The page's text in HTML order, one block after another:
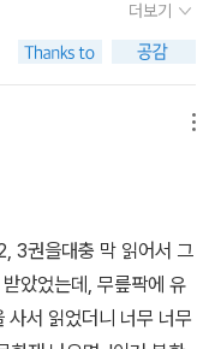
감탄 하였다. 내가 기
학여행때 다녀온 불국
기를 쓰는 이유는 그동
생각과 고구려 고분미술
달랐기 때문이다. 선생
의 북한과 지금의 북한
해 진지하게 생각해본
는 책이었다. 내가 개인
만, 문체에서 느껴지는
대한 철학은 참으로 배울
더보기
3권을대충 막 읽어서 그
았었는데, 무릎팍에 유
서 읽었더니 너무 너무